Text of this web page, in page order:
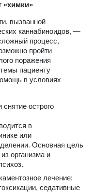
«химки»
вызванной
каннабиноидов, —
процесс,
пройти
поражения
пациенту
в условиях
острого
в
или
Основная цель
организма и
лечение:
седативные